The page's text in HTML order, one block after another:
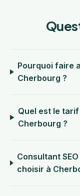
Pourquoi faire
Cherbourg ?
Quel est le
Cherbourg ?
Consultant
choisir à